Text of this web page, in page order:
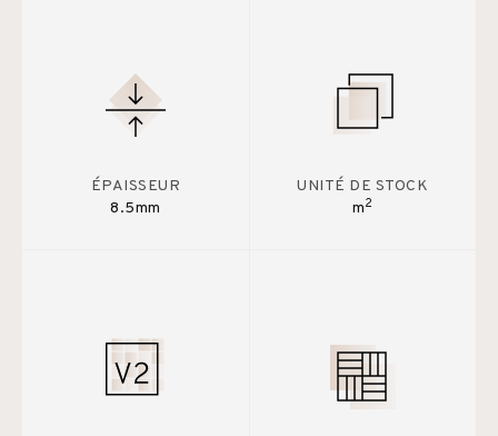
ÉPAISSEUR
8.5mm
UNITÉ DE STOCK
m2